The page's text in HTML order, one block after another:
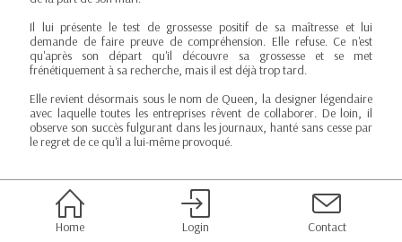
Il lui présente le test de grossesse positif de sa maîtresse et lui
demande de faire preuve de compréhension. Elle refuse. Ce n'est
qu'après son départ qu'il découvre sa grossesse et se met
frénétiquement à sa recherche, mais il est déjà trop tard.
Elle revient désormais sous le nom de Queen, la designer légendaire
avec laquelle toutes les entreprises rêvent de collaborer. De loin, il
observe son succès fulgurant dans les journaux, hanté sans cesse par
le regret de ce qu'il a lui-même provoqué.
Home Login Contact